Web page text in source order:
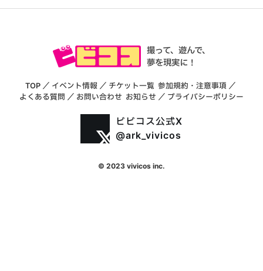
撮って、遊んで、
夢を現実に！
TOP ／ イベント情報 ／ チケット一覧 参加規約・注意事項 ／
よくある質問 ／ お問い合わせ お知らせ ／ プライバシーポリシー
ビビコス公式X
@ark_vivicos
© 2023 vivicos inc.